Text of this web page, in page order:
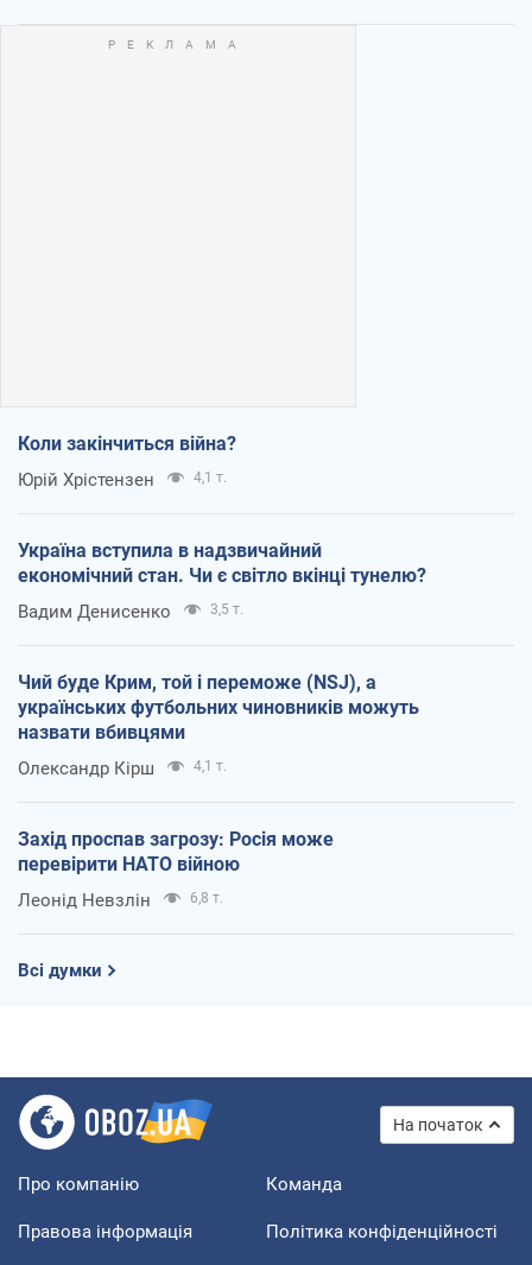
Коли закінчиться війна?
Юрій Хрістензен 4,1 т.
Україна вступила в надзвичайний
економічний стан. Чи є світло вкінці тунелю?
Вадим Денисенко 3,5 т.
Чий буде Крим, той і переможе (NSJ), а
українських футбольних чиновників можуть
назвати вбивцями
Олександр Кірш 4,1 т.
Захід проспав загрозу: Росія може
перевірити НАТО війною
Леонід Невзлін 6,8 т.
Всі думки
На початок
Про компанію Команда
Правова інформація Політика конфіденційності